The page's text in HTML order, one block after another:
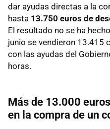
dar ayudas directas a la
hasta 13.750 euros de
El resultado no se ha
junio se vendieron 13.415
con las ayudas del
horas.
Más de 13.000
en la compra de un